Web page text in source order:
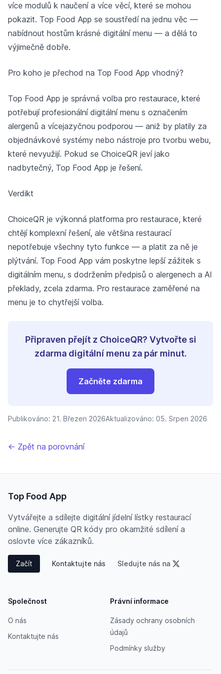
více modulů k naučení a více věcí, které se mohou
pokazit. Top Food App se soustředí na jednu věc —
nabídnout hostům krásné digitální menu — a dělá to
výjimečně dobře.
Pro koho je přechod na Top Food App vhodný?
Top Food App je správná volba pro restaurace, které
potřebují profesionální digitální menu s označením
alergenů a vícejazyčnou podporou — aniž by platily za
objednávkové systémy nebo nástroje pro tvorbu webu,
které nevyužijí. Pokud se ChoiceQR jeví jako
nadbytečný, Top Food App je řešení.
Verdikt
ChoiceQR je výkonná platforma pro restaurace, které
chtějí komplexní řešení, ale většina restaurací
nepotřebuje všechny tyto funkce — a platit za ně je
plýtvání. Top Food App vám poskytne lepší zážitek s
digitálním menu, s dodržením předpisů o alergenech a AI
překlady, zcela zdarma. Pro restaurace zaměřené na
menu je to chytřejší volba.
Připraven přejít z ChoiceQR? Vytvořte si
zdarma digitální menu za pár minut.
Začněte zdarma
Publikováno: 21. Březen 2026Aktualizováno: 05. Srpen 2026
← Zpět na porovnání
Top Food App
Vytvářejte a sdílejte digitální jídelní lístky restaurací
online. Generujte QR kódy pro okamžité sdílení a
oslovte více zákazníků.
Začít Kontaktujte nás Sledujte nás na
Společnost
O nás
Kontaktujte nás
Právní informace
Zásady ochrany osobních
údajů
Podmínky služby